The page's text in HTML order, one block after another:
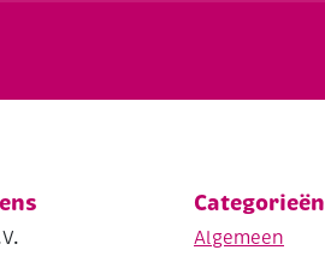
Categorieën
Algemeen